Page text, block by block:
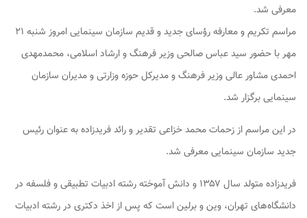
معرفی شد.
مراسم تکریم و معارفه رؤسای جدید و قدیم سازمان سینمایی امروز شنبه ۲۱
مهر با حضور سید عباس صالحی وزیر فرهنگ و ارشاد اسلامی، محمدمهدی
احمدی مشاور عالی وزیر فرهنگ و مدیرکل حوزه وزارتی و مدیران سازمان
سینمایی برگزار شد.
در این مراسم از زحمات محمد خزاعی تقدیر و رائد فریدزاده به عنوان رئیس
جدید سازمان سینمایی معرفی شد.
فریدزاده متولد سال ۱۳۵۷ و دانش آموخته رشته ادبیات تطبیقی و فلسفه در
دانشگاه‌های تهران، وین و برلین است که پس از اخذ دکتری در رشته ادبیات